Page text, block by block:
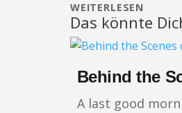
WEITERLESEN
Das könnte
Behind the
A last good